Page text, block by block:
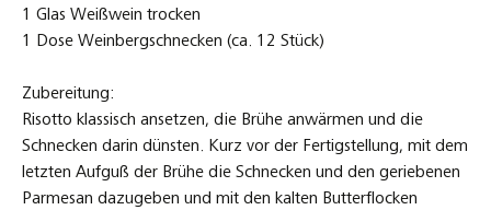
1 Glas Weißwein trocken
1 Dose Weinbergschnecken (ca. 12 Stück)
Zubereitung:
Risotto klassisch ansetzen, die Brühe anwärmen und die
Schnecken darin dünsten. Kurz vor der Fertigstellung, mit dem
letzten Aufguß der Brühe die Schnecken und den geriebenen
Parmesan dazugeben und mit den kalten Butterflocken